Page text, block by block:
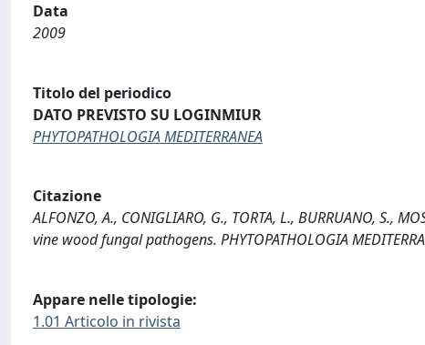
Data
2009
Titolo del periodico
DATO PREVISTO SU LOGINMIUR
PHYTOPATHOLOGIA MEDITERRANEA
Citazione
ALFONZO, A., CONIGLIARO, G., TORTA, L., BURRUANO, S.,
vine wood fungal pathogens. PHYTOPATHOLOGIA
Appare nelle tipologie:
1.01 Articolo in rivista